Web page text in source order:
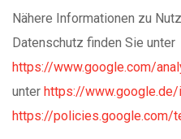
Nähere Informationen zu
Datenschutz finden Sie unter
https://www.google.com/
unter https://
https://policies.google.com/